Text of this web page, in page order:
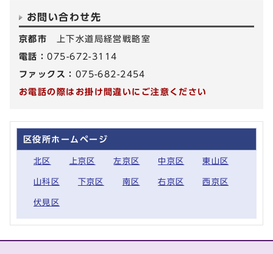
お問い合わせ先
京都市
上下水道局経営戦略室
電話：075-672-3114
ファックス： 075-682-2454
お電話の際はお掛け間違いにご注意ください
区役所ホームページ
北区 上京区 左京区 中京区 東山区
山科区 下京区 南区 右京区 西京区
伏見区